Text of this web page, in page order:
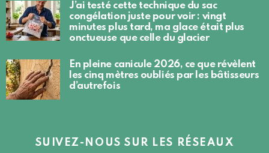
J’ai testé cette technique du sac
congélation juste pour voir : vingt
minutes plus tard, ma glace était plus
onctueuse que celle du glacier
En pleine canicule 2026, ce que révèlent
les cinq mètres oubliés par les bâtisseurs
d’autrefois
SUIVEZ-NOUS SUR LES RÉSEAUX